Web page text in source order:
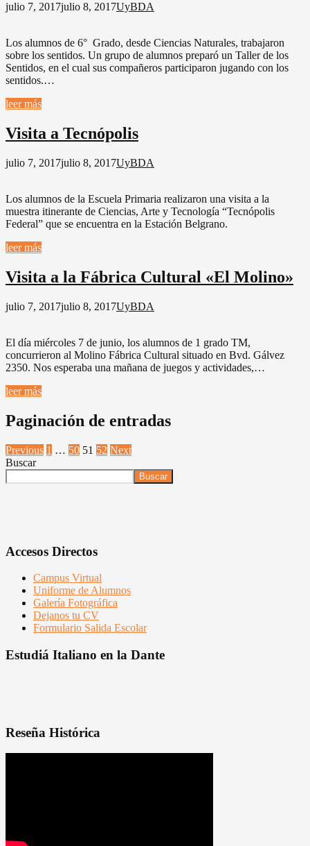
julio 7, 2017julio 8, 2017UyBDA
Los alumnos de 6° Grado, desde Ciencias Naturales, trabajaron
sobre los sentidos. Un grupo de alumnos preparó un Taller de los
Sentidos, en el cual sus compañeros participaron jugando con los
sentidos.…
leer más
Visita a Tecnópolis
julio 7, 2017julio 8, 2017UyBDA
Los alumnos de la Escuela Primaria realizaron una visita a la
muestra itinerante de Ciencias, Arte y Tecnología “Tecnópolis
Federal” que se encuentra en la Estación Belgrano.
leer más
Visita a la Fábrica Cultural «El Molino»
julio 7, 2017julio 8, 2017UyBDA
El día miércoles 7 de junio, los alumnos de 1 grado TM,
concurrieron al Molino Fábrica Cultural situado en Bvd. Gálvez
2350. Nos esperaba una mañana de juegos y actividades,…
leer más
Paginación de entradas
Previous 1 … 50 51 52 Next
Buscar
Buscar
Accesos Directos
Campus Virtual
Uniforme de Alumnos
Galería Fotográfica
Dejanos tu CV
Formulario Salida Escolar
Estudiá Italiano en la Dante
Reseña Histórica